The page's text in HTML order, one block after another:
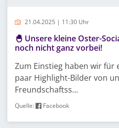
21.04.2025 | 11:30 Uhr
🐣 Unsere kleine Oster-
noch nicht ganz vorbei!
Zum Einstieg haben wir für
paar Highlight-Bilder von
Freundschaftss...
Quelle: Facebook